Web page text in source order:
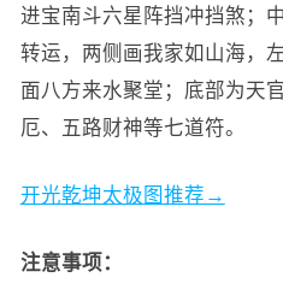
进宝南斗六星阵挡冲挡煞；
转运，两侧画我家如山海，
面八方来水聚堂；底部为天
厄、五路财神等七道符。
开光乾坤太极图推荐→
注意事项：